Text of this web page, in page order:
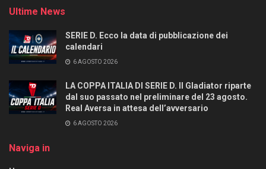
Ultime News
SERIE D. Ecco la data di pubblicazione dei
calendari
6 AGOSTO 2026
LA COPPA ITALIA DI SERIE D. Il Gladiator riparte
dal suo passato nel preliminare del 23 agosto.
Real Aversa in attesa dell’avversario
6 AGOSTO 2026
Naviga in